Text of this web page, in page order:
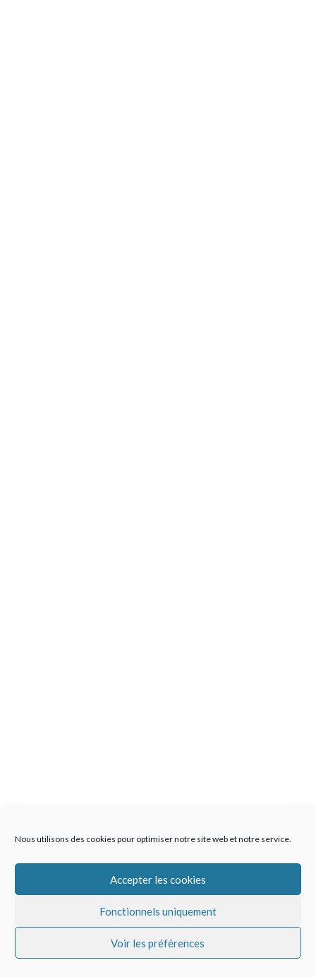
Nous utilisons des cookies pour optimiser notre site web et notre service.
Accepter les cookies
Fonctionnels uniquement
Voir les préférences